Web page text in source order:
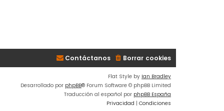
Borrar cookies
Contáctanos
Flat Style by Ian Bradley
Desarrollado por phpBB® Forum Software © phpBB Limited
Traducción al español por phpBB España
Privacidad | Condiciones